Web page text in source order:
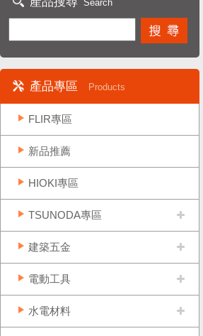
Search
產品專區 Products
FLIR專區
新品推薦
HIOKI專區
TSUNODA專區
建築五金
電動工具
水電材料